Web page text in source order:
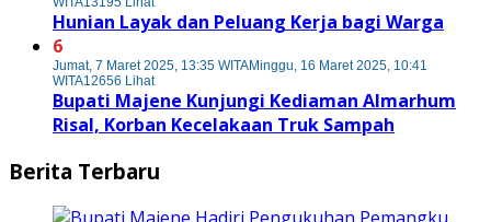
Hunian Layak dan Peluang Kerja bagi Warga
6
Jumat, 7 Maret 2025, 13:35 WITAMinggu, 16 Maret 2025, 10:41
WITA12656 Lihat
Bupati Majene Kunjungi Kediaman Almarhum
Risal, Korban Kecelakaan Truk Sampah
Berita Terbaru